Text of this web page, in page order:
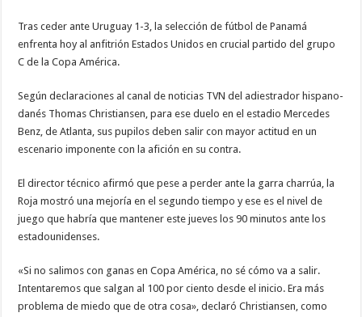
Tras ceder ante Uruguay 1-3, la selección de fútbol de Panamá
enfrenta hoy al anfitrión Estados Unidos en crucial partido del grupo
C de la Copa América.
Según declaraciones al canal de noticias TVN del adiestrador hispano-
danés Thomas Christiansen, para ese duelo en el estadio Mercedes
Benz, de Atlanta, sus pupilos deben salir con mayor actitud en un
escenario imponente con la afición en su contra.
El director técnico afirmó que pese a perder ante la garra charrúa, la
Roja mostró una mejoría en el segundo tiempo y ese es el nivel de
juego que habría que mantener este jueves los 90 minutos ante los
estadounidenses.
«Si no salimos con ganas en Copa América, no sé cómo va a salir.
Intentaremos que salgan al 100 por ciento desde el inicio. Era más
problema de miedo que de otra cosa», declaró Christiansen, como